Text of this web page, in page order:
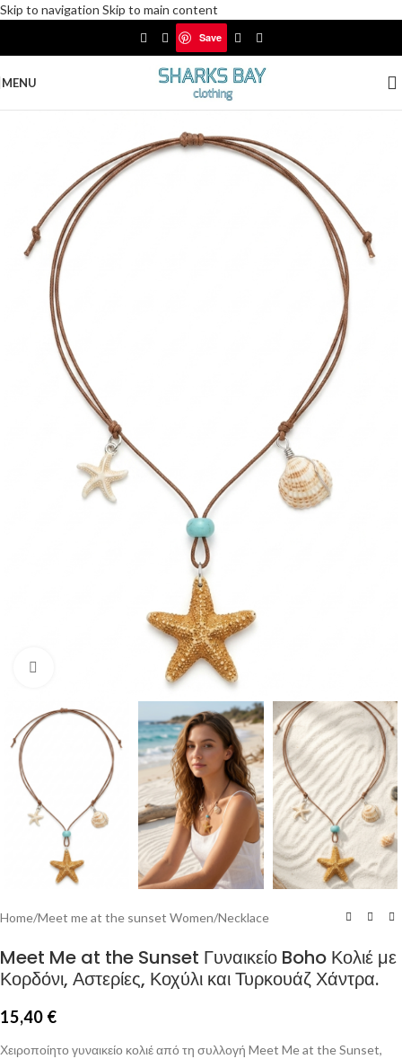
Skip to navigation Skip to main content
Δωρεάν αποστολές για αγορές άνω των 30€
Save
MENU
Home/Meet me at the sunset Women/Necklace
Meet Me at the Sunset Γυναικείο Boho Κολιέ με
Κορδόνι, Αστερίες, Κοχύλι και Τυρκουάζ Χάντρα.
15,40 €
Χειροποίητο γυναικείο κολιέ από τη συλλογή Meet Me at the Sunset,